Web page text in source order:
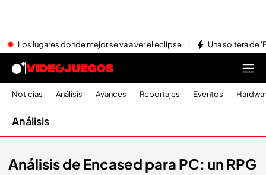
Los lugares donde mejor se va a ver el eclipse Una soltera de
Noticias Análisis Avances Reportajes Eventos
Análisis
Análisis de Encased para PC: un RPG